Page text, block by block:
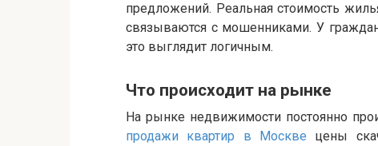
предложений. Реальная стоимость
связываются с мошенниками. У
это выглядит логичным.
Что происходит на рынке
На рынке недвижимости постоянно
продажи квартир в Москве цены